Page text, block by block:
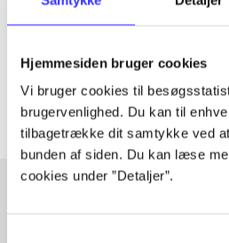
Hjemmesiden bruger cookies
Vi bruger cookies til
brugervenlighed. Du kan til
tilbagetrække dit samtykke ved
bunden af siden. Du kan læse
cookies under ”Detaljer”.
lorem ipsum dolor sit
Artiklerne i handler ofte om